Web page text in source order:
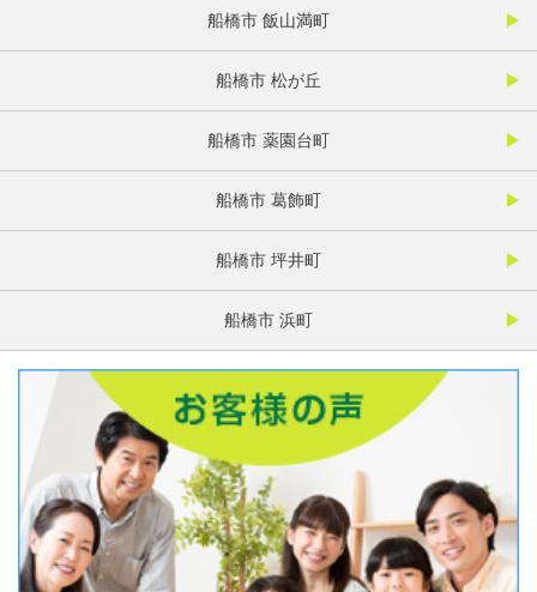
船橋市 飯山満町
船橋市 松が丘
船橋市 薬園台町
船橋市 葛飾町
船橋市 坪井町
船橋市 浜町